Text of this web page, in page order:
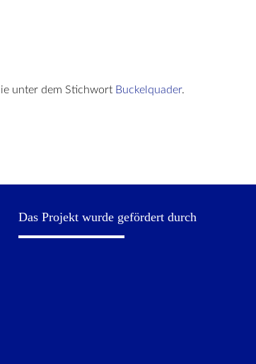
unter dem Stichwort Buckelquader.
Das Projekt wurde gefördert durch